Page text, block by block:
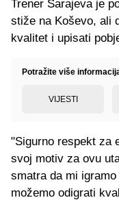
Trener Sarajeva je
stiže na Koševo, ali
kvalitet i upisati
Potražite više
VIJESTI
"Sigurno respekt za
svoj motiv za ovu
smatra da mi
možemo odigrati